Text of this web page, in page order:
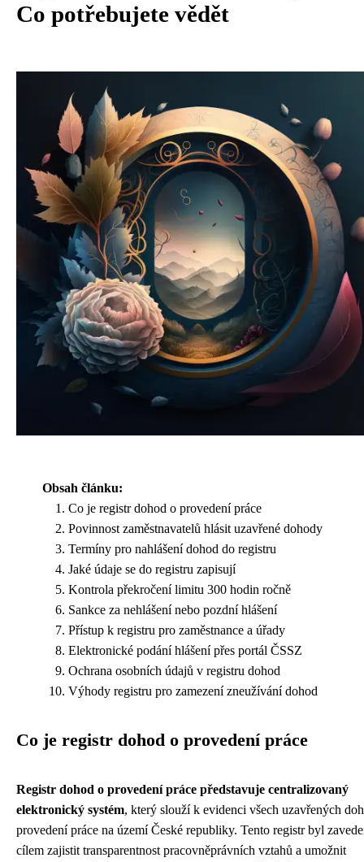
Co potřebujete vědět
Obsah článku:
Co je registr dohod o provedení práce
Povinnost zaměstnavatelů hlásit uzavřené dohody
Termíny pro nahlášení dohod do registru
Jaké údaje se do registru zapisují
Kontrola překročení limitu 300 hodin ročně
Sankce za nehlášení nebo pozdní hlášení
Přístup k registru pro zaměstnance a úřady
Elektronické podání hlášení přes portál ČSSZ
Ochrana osobních údajů v registru dohod
Výhody registru pro zamezení zneužívání dohod
Co je registr dohod o provedení práce
Registr dohod o provedení práce představuje centralizovaný
elektronický systém, který slouží k evidenci všech uzavřených
provedení práce na území České republiky. Tento registr byl
cílem zajistit transparentnost pracovněprávních vztahů a umožnit